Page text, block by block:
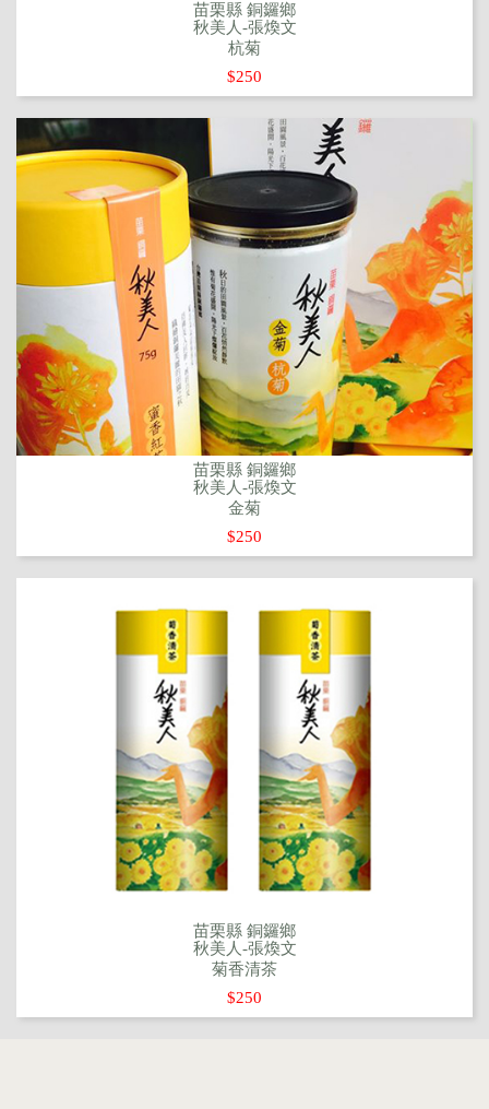
苗栗縣 銅鑼鄉
秋美人-張煥文
杭菊
$250
苗栗縣 銅鑼鄉
秋美人-張煥文
金菊
$250
苗栗縣 銅鑼鄉
秋美人-張煥文
菊香清茶
$250